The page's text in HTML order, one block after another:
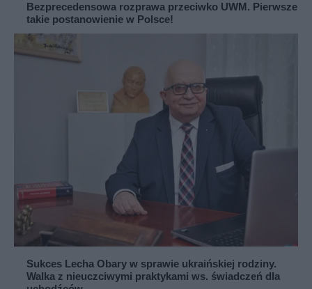
Bezprecedensowa rozprawa przeciwko UWM. Pierwsze
takie postanowienie w Polsce!
Sukces Lecha Obary w sprawie ukraińskiej rodziny.
Walka z nieuczciwymi praktykami ws. świadczeń dla